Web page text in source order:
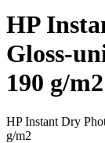
HP
Gloss-
190 g/m2
HP Instant Dry
g/m2